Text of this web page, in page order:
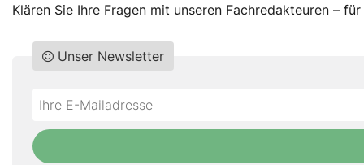
Klären Sie Ihre Fragen mit unseren Fachredakteuren –
Do
fill
this
Unser Newsletter
*Ihre
Mailadresse: